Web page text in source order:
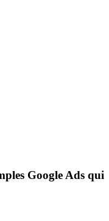
Google Ads qui